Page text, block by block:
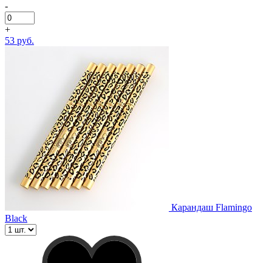
-
+
53 руб.
Карандаш Flamingo
Black